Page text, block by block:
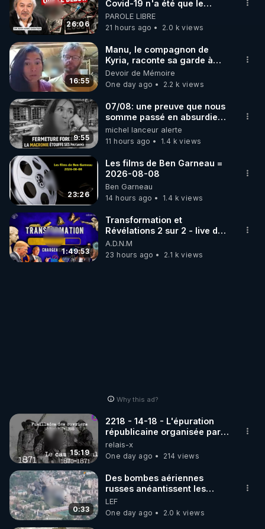
▶ 30 jours gratuit sur l’application de méditation et
de bien-être ENVOL :
Rendez-vous sur https://www.envol.app/code
le code : REGENERE
26:06
Covid-19 n'a été que le
début - L'ARNm & l'ARNm-aa
jusqu où auront-t-il ?
PAROLE LIBRE
21 hours ago
2.0 k views
16:55
Manu, le compagnon de
Kyria, raconte sa garde à
vue musclée. PARTAGEZ!
Devoir de Mémoire
One day ago
2.2 k views
9:55
07/08: une preuve que nous
somme passé en absurdie
une dictature qui veut faire
taire ses opposant !
michel lanceur alerte
11 hours ago
1.4 k views
23:26
Les films de Ben Garneau =
2026-08-08
Ben Garneau
14 hours ago
1.4 k views
1:49:53
Transformation et
Révélations 2 sur 2 - live du
07/08/26
A.D.N.M
23 hours ago
2.1 k views
Why this ad?
15:19
2218 - 14-18 - L'épuration
républicaine organisée par
les frères de la truelle
relais-x
One day ago
214 views
0:33
Des bombes aériennes
russes anéantissent les
centres de contrôle de
drones de 3 brigades
ukrainienne
LEF
One day ago
2.0 k views